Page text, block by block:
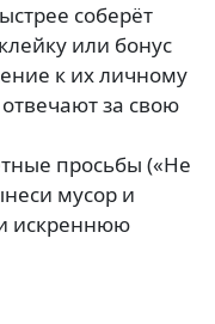
соберёт
или бонус
к их личному
за свою
просьбы («Не
мусор и
искреннюю